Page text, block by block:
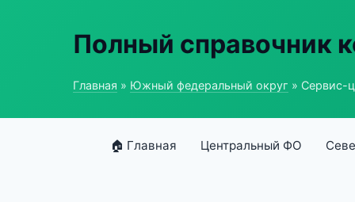
Полный справочник
Главная » Южный федеральный округ » Сервис-
🏠 Главная Центральный ФО